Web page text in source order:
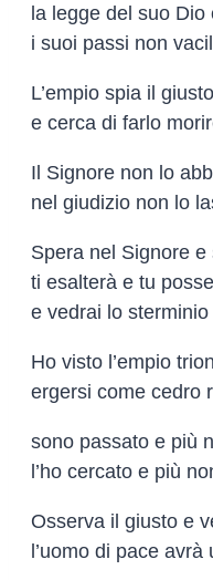
la legge del suo
i suoi passi non
L’empio spia il
e cerca di farlo
Il Signore non lo
nel giudizio non lo
Spera nel Signore
ti esalterà e tu
e vedrai lo
Ho visto l’empio
ergersi come cedro
sono passato e più
l’ho cercato e più
Osserva il giusto e
l’uomo di pace